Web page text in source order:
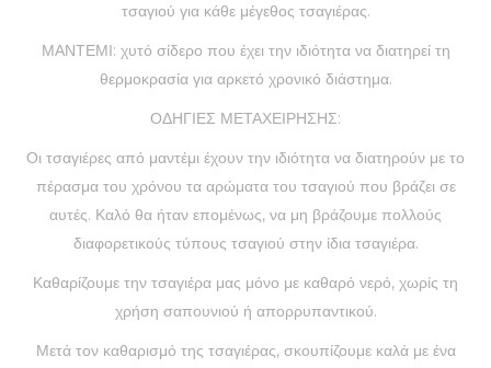
τσαγιού για κάθε μέγεθος τσαγιέρας.
ΜΑΝΤΕΜΙ: χυτό σίδερο που έχει την ιδιότητα να διατηρεί τη
θερμοκρασία για αρκετό χρονικό διάστημα.
ΟΔΗΓΙΕΣ ΜΕΤΑΧΕΙΡΗΣΗΣ:
Οι τσαγιέρες από μαντέμι έχουν την ιδιότητα να διατηρούν με το
πέρασμα του χρόνου τα αρώματα του τσαγιού που βράζει σε
αυτές. Καλό θα ήταν επομένως, να μη βράζουμε πολλούς
διαφορετικούς τύπους τσαγιού στην ίδια τσαγιέρα.
Καθαρίζουμε την τσαγιέρα μας μόνο με καθαρό νερό, χωρίς τη
χρήση σαπουνιού ή απορρυπαντικού.
Μετά τον καθαρισμό της τσαγιέρας, σκουπίζουμε καλά με ένα